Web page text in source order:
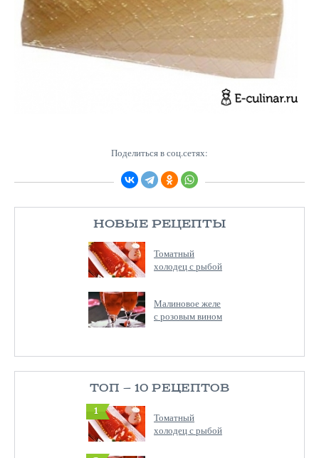
НОВЫЕ РЕЦЕПТЫ
Томатный
холодец с рыбой
Малиновое желе
с розовым вином
ТОП — 10 РЕЦЕПТОВ
1
Томатный
холодец с рыбой
Поделиться в соц.сетях: